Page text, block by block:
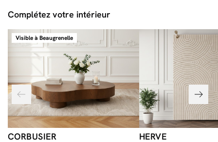
Complétez votre intérieur
Visible à Beaugrenelle
CORBUSIER HERVE